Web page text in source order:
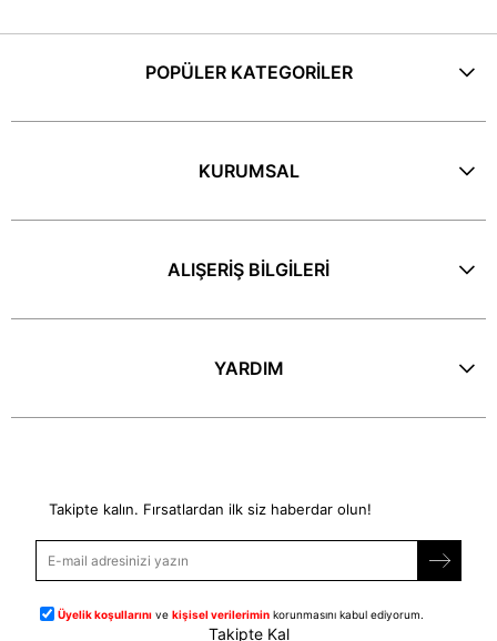
POPÜLER KATEGORİLER
KURUMSAL
ALIŞERİŞ BİLGİLERİ
YARDIM
Takipte kalın. Fırsatlardan ilk siz haberdar olun!
Üyelik koşullarını vekişisel verilerimin korunmasını kabul ediyorum.
Takipte Kal